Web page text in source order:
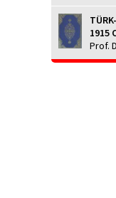
1915
Prof.